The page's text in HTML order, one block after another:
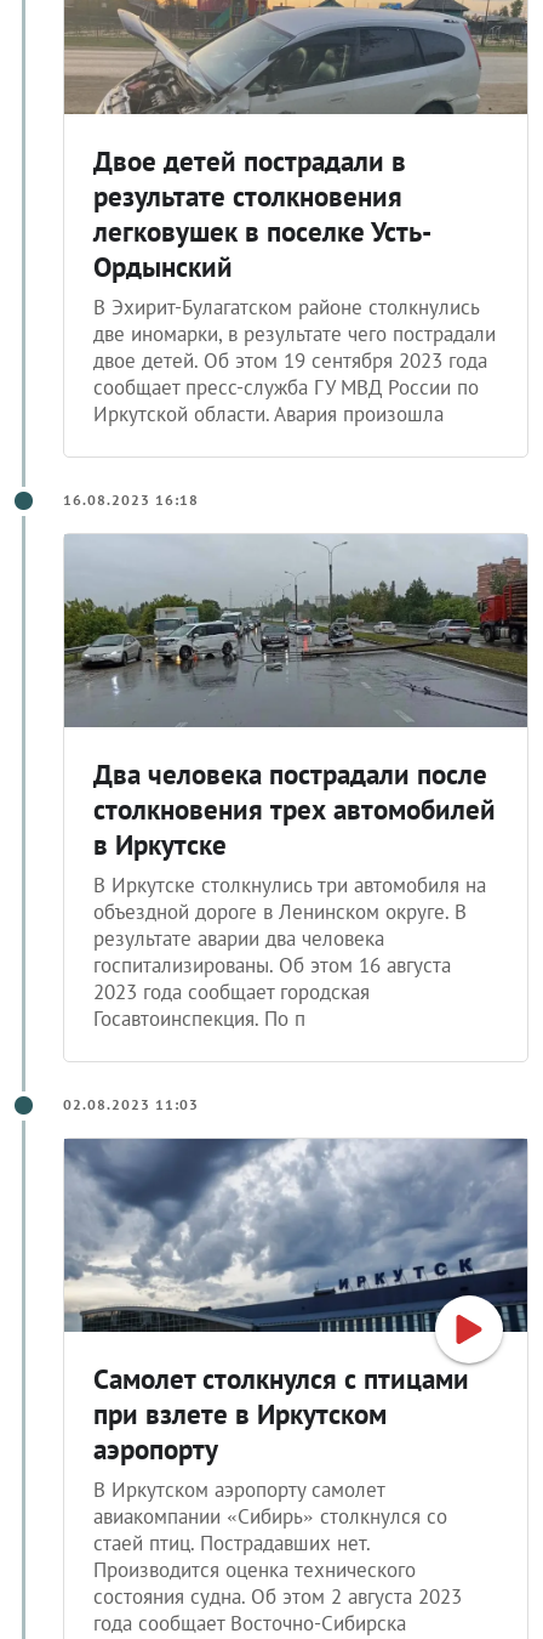
Двое детей пострадали в
результате столкновения
легковушек в поселке Усть-
Ордынский
В Эхирит-Булагатском районе столкнулись
две иномарки, в результате чего пострадали
двое детей. Об этом 19 сентября 2023 года
сообщает пресс-служба ГУ МВД России по
Иркутской области. Авария произошла
16.08.2023 16:18
Два человека пострадали после
столкновения трех автомобилей
в Иркутске
В Иркутске столкнулись три автомобиля на
объездной дороге в Ленинском округе. В
результате аварии два человека
госпитализированы. Об этом 16 августа
2023 года сообщает городская
Госавтоинспекция. По п
02.08.2023 11:03
Самолет столкнулся с птицами
при взлете в Иркутском
аэропорту
В Иркутском аэропорту самолет
авиакомпании «Сибирь» столкнулся со
стаей птиц. Пострадавших нет.
Производится оценка технического
состояния судна. Об этом 2 августа 2023
года сообщает Восточно-Сибирска